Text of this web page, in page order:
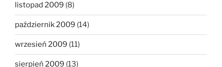
listopad 2009 (8)
październik 2009 (14)
wrzesień 2009 (11)
sierpień 2009 (13)